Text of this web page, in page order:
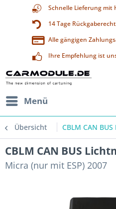
Schnelle Lieferung mit
14 Tage Rückgaberecht
Alle gängigen
Ihre Empfehlung ist
Menü
Übersicht CBLM CAN
CBLM CAN BUS
Micra (nur mit ESP) 2007